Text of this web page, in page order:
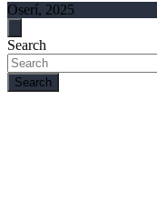
Oserí, 2025
Search
Search